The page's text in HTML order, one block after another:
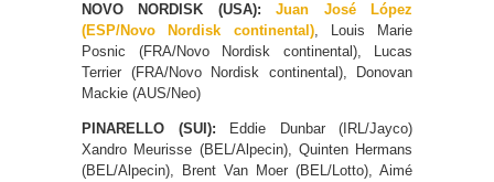
NOVO NORDISK (USA):Juan José López
(ESP/Novo Nordisk continental), Louis Marie
Posnic (FRA/Novo Nordisk continental), Lucas
Terrier (FRA/Novo Nordisk continental), Donovan
Mackie (AUS/Neo)
PINARELLO (SUI):
Eddie Dunbar (IRL/Jayco)
Xandro Meurisse (BEL/Alpecin), Quinten Hermans
(BEL/Alpecin), Brent Van Moer (BEL/Lotto), Aimé